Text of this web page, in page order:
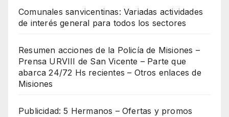
Comunales sanvicentinas: Variadas actividades
de interés general para todos los sectores
Resumen acciones de la Policía de Misiones –
Prensa URVIII de San Vicente – Parte que
abarca 24/72 Hs recientes – Otros enlaces de
Misiones
Publicidad: 5 Hermanos – Ofertas y promos